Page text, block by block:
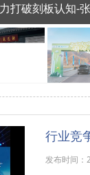
打破刻板认知-
行业竞
发布时间